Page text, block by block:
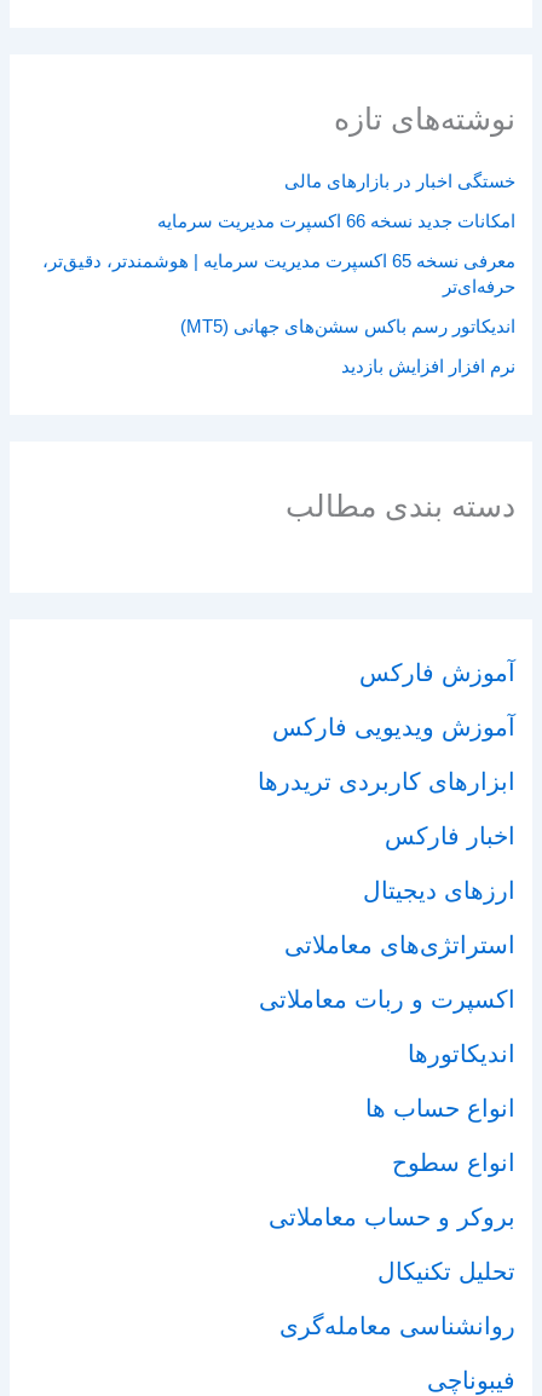
نوشته‌های تازه
خستگی اخبار در بازارهای مالی
امکانات جدید نسخه 66 اکسپرت مدیریت سرمایه
معرفی نسخه 65 اکسپرت مدیریت سرمایه | هوشمندتر، دقیق‌تر،
حرفه‌ای‌تر
اندیکاتور رسم باکس سشن‌های جهانی (MT5)
نرم افزار افزایش بازدید
دسته بندی مطالب
آموزش فارکس
آموزش ویدیویی فارکس
ابزارهای کاربردی تریدرها
اخبار فارکس
ارزهای دیجیتال
استراتژی‌های معاملاتی
اکسپرت و ربات معاملاتی
اندیکاتورها
انواع حساب ها
انواع سطوح
بروکر و حساب معاملاتی
تحلیل تکنیکال
روانشناسی معامله‌گری
فیبوناچی